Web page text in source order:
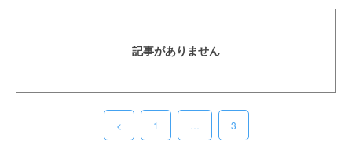
記事がありません
< 1 … 3